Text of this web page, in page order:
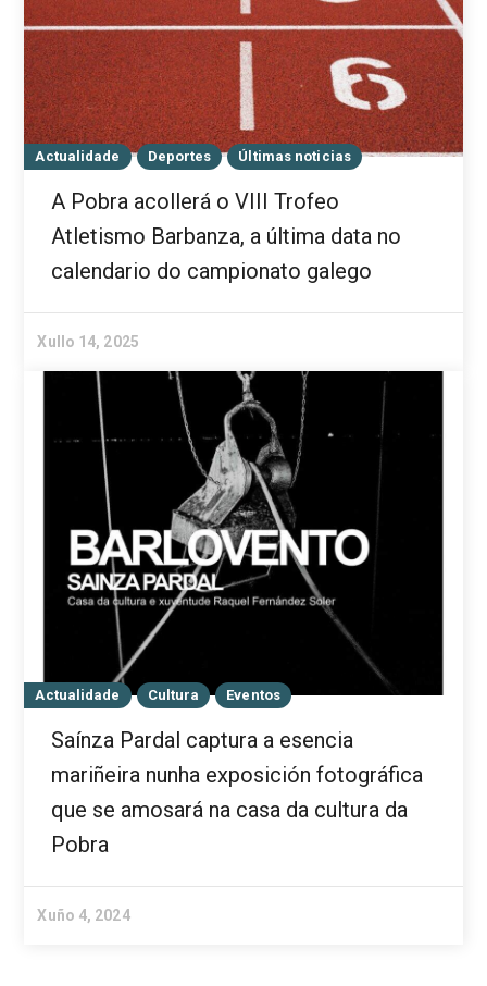
Actualidade Deportes Últimas noticias
A Pobra acollerá o VIII Trofeo
Atletismo Barbanza, a última data no
calendario do campionato galego
Xullo 14, 2025
Actualidade Cultura Eventos
Saínza Pardal captura a esencia
mariñeira nunha exposición fotográfica
que se amosará na casa da cultura da
Pobra
Xuño 4, 2024